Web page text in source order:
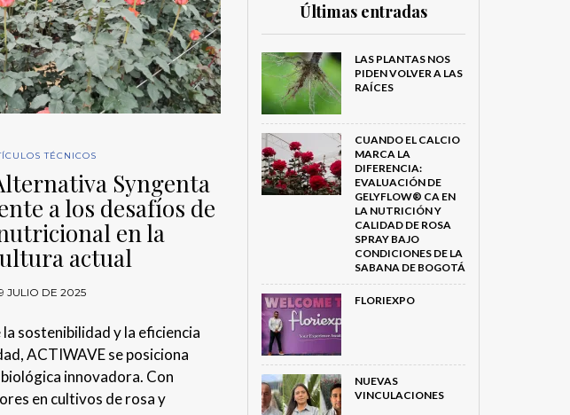
TÉCNICOS
Syngenta
a los desafíos de
en la
actual
JULIO DE 2025
sostenibilidad y la eficiencia
ACTIWAVE se posiciona
innovadora. Con
en cultivos de rosa y
Últimas entradas
LAS PLANTAS NOS
PIDEN VOLVER A LAS
RAÍCES
CUANDO EL CALCIO
MARCA LA
DIFERENCIA:
EVALUACIÓN DE
GELYFLOW® CA EN
LA NUTRICIÓN Y
CALIDAD DE ROSA
SPRAY BAJO
CONDICIONES DE LA
SABANA DE BOGOTÁ
FLORIEXPO
NUEVAS
VINCULACIONES